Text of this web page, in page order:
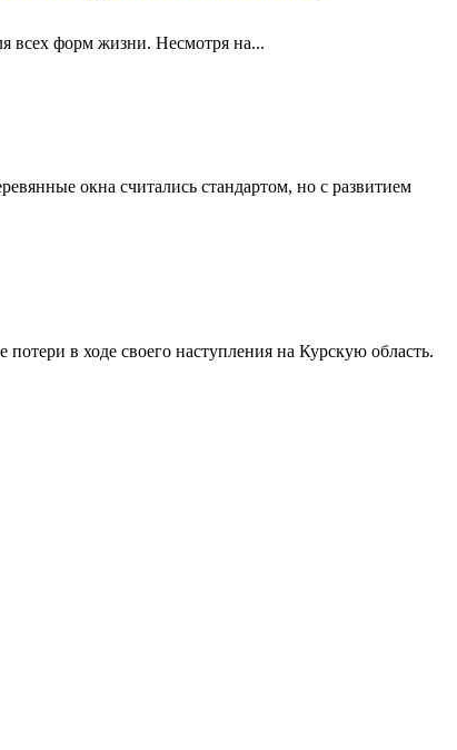
всех форм жизни. Несмотря на...
окна считались стандартом, но с развитием
в ходе своего наступления на Курскую область.